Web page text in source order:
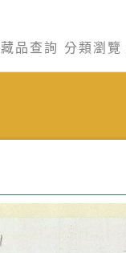
藏品查詢 分類瀏覽